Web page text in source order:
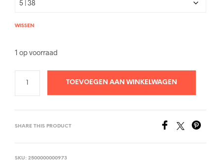
WISSEN
1 op voorraad
TOEVOEGEN AAN WINKELWAGEN
SHARE THIS PRODUCT
SKU: 2500000000973